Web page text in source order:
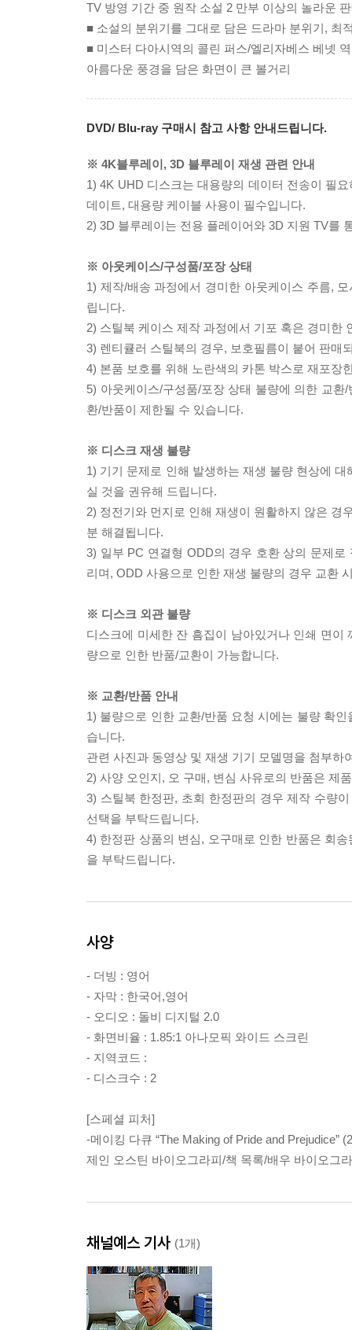
TV 방영 기간 중 원작 소설 2 만부 이상의 놀라운
■ 소설의 분위기를 그대로 담은 드라마 분위기, 최
■ 미스터 다아시역의 콜린 퍼스/엘리자베스 베넷
아름다운 풍경을 담은 화면이 큰 볼거리
DVD/ Blu-ray 구매시 참고 사항 안내드립니다.
※ 4K블루레이, 3D 블루레이 재생 관련 안내
1) 4K UHD 디스크는 대용량의 데이터 전송이 필
데이트, 대용량 케이블 사용이 필수입니다.
2) 3D 블루레이는 전용 플레이어와 3D 지원 TV를
※ 아웃케이스/구성품/포장 상태
1) 제작/배송 과정에서 경미한 아웃케이스 주름,
립니다.
2) 스틸북 케이스 제작 과정에서 기포 혹은 경미한
3) 렌티큘러 스틸북의 경우, 보호필름이 붙어 판매
4) 본품 보호를 위해 노란색의 카톤 박스로 재포장
5) 아웃케이스/구성품/포장 상태 불량에 의한 교
환/반품이 제한될 수 있습니다.
※ 디스크 재생 불량
1) 기기 문제로 인해 발생하는 재생 불량 현상에
실 것을 권유해 드립니다.
2) 정전기와 먼지로 인해 재생이 원활하지 않은 경
분 해결됩니다.
3) 일부 PC 연결형 ODD의 경우 호환 상의 문제
리며, ODD 사용으로 인한 재생 불량의 경우 교환
※ 디스크 외관 불량
디스크에 미세한 잔 흠집이 남아있거나 인쇄 면
량으로 인한 반품/교환이 가능합니다.
※ 교환/반품 안내
1) 불량으로 인한 교환/반품 요청 시에는 불량 확
습니다.
관련 사진과 동영상 및 재생 기기 모델명을 첨부하
2) 사양 오인지, 오 구매, 변심 사유로의 반품은 제
3) 스틸북 한정판, 초회 한정판의 경우 제작 수량
선택을 부탁드립니다.
4) 한정판 상품의 변심, 오구매로 인한 반품은 회
을 부탁드립니다.
사양
- 더빙 : 영어
- 자막 : 한국어,영어
- 오디오 : 돌비 디지털 2.0
- 화면비율 : 1.85:1 아나모픽 와이드 스크린
- 지역코드 :
- 디스크수 : 2
[스페셜 피처]
-메이킹 다큐 “The Making of Pride and Prejudice”
제인 오스틴 바이오그라피/책 목록/배우 바이오그
채널예스 기사 (1개)